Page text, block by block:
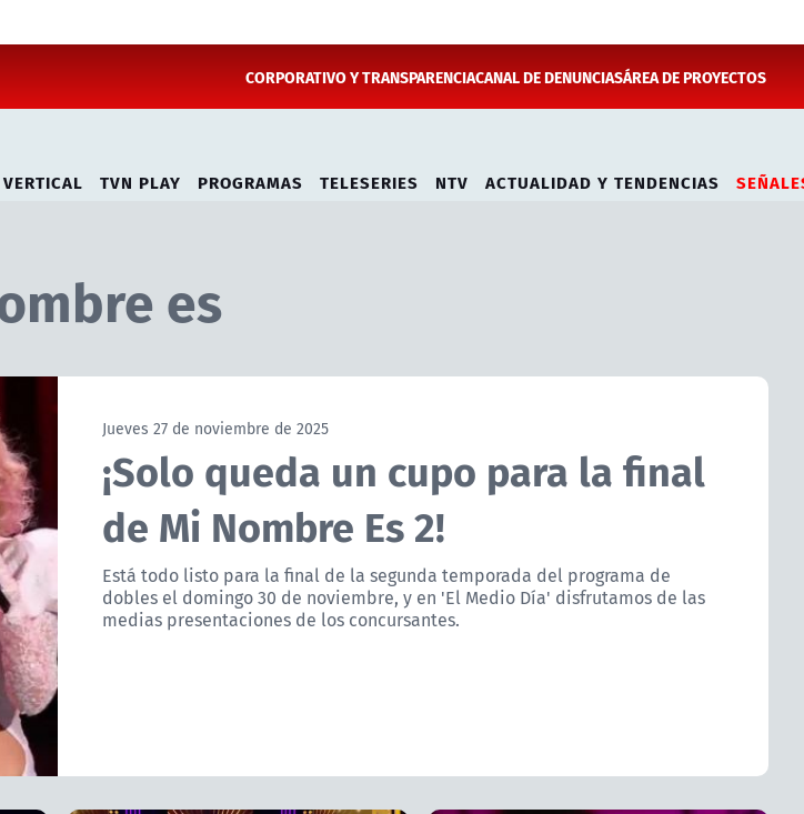
CORPORATIVO Y TRANSPARENCIACANAL DE DENUNCIASÁREA DE PROYECTOS
TVN PLAY PROGRAMAS TELESERIES NTV ACTUALIDAD Y TENDENCIAS
es
Jueves 27 de noviembre de 2025
¡Solo queda un cupo para la final
de Mi Nombre Es 2!
Está todo listo para la final de la segunda temporada del programa de
dobles el domingo 30 de noviembre, y en 'El Medio Día' disfrutamos de las
medias presentaciones de los concursantes.